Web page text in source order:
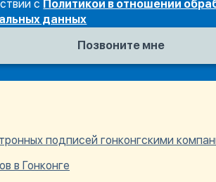
с Политикой в отношении
данных
подписей гонконгскими
в Гонконге